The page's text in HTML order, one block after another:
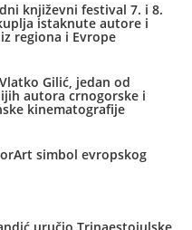
književni festival 7. i 8.
istaknute autore i
regiona i Evrope
Gilić, jedan od
autora crnogorske i
kinematografije
simbol evropskog